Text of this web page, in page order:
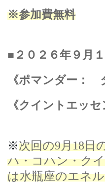
※参加費無料
■ ２０２６年９
《ポマンダー：
《クイントエッセ
※次回の9月18日
ハ・コハン・ク
は水瓶座のエネ